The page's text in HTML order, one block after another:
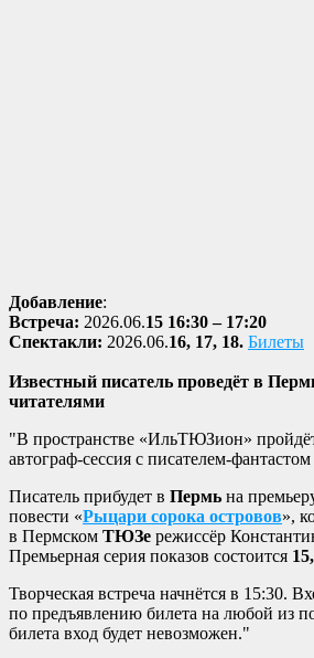
Добавление:
Встреча: 2026.06.15 16:30 – 17:20
Спектакли: 2026.06.16, 17, 18. Билеты
Известный писатель проведёт в
читателями
"В пространстве «ИльТЮЗион» пройдёт
автограф-сессия с писателем-
Писатель прибудет в Пермь на
повести «Рыцари сорока островов»,
в Пермском ТЮЗе режиссёр
Премьерная серия показов состоится
Творческая встреча начнётся в 15:30.
по предъявлению билета на любой из
билета вход будет невозможен."